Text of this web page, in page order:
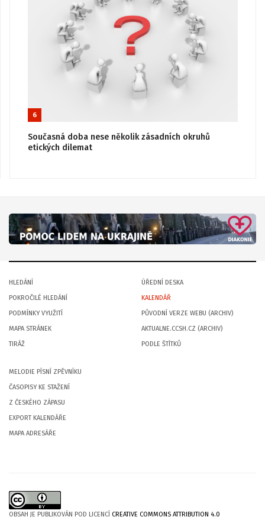
6
Současná doba nese několik zásadních okruhů
etických dilemat
HLEDÁNÍ
POKROČILÉ HLEDÁNÍ
PODMÍNKY VYUŽITÍ
MAPA STRÁNEK
TIRÁŽ
ÚŘEDNÍ DESKA
KALENDÁŘ
PŮVODNÍ VERZE WEBU (ARCHIV)
AKTUALNE.CCSH.CZ (ARCHIV)
PODLE ŠTÍTKŮ
MELODIE PÍSNÍ ZPĚVNÍKU
ČASOPISY KE STAŽENÍ
Z ČESKÉHO ZÁPASU
EXPORT KALENDÁŘE
MAPA ADRESÁŘE
OBSAH JE PUBLIKOVÁN POD LICENCÍ CREATIVE COMMONS ATTRIBUTION 4.0